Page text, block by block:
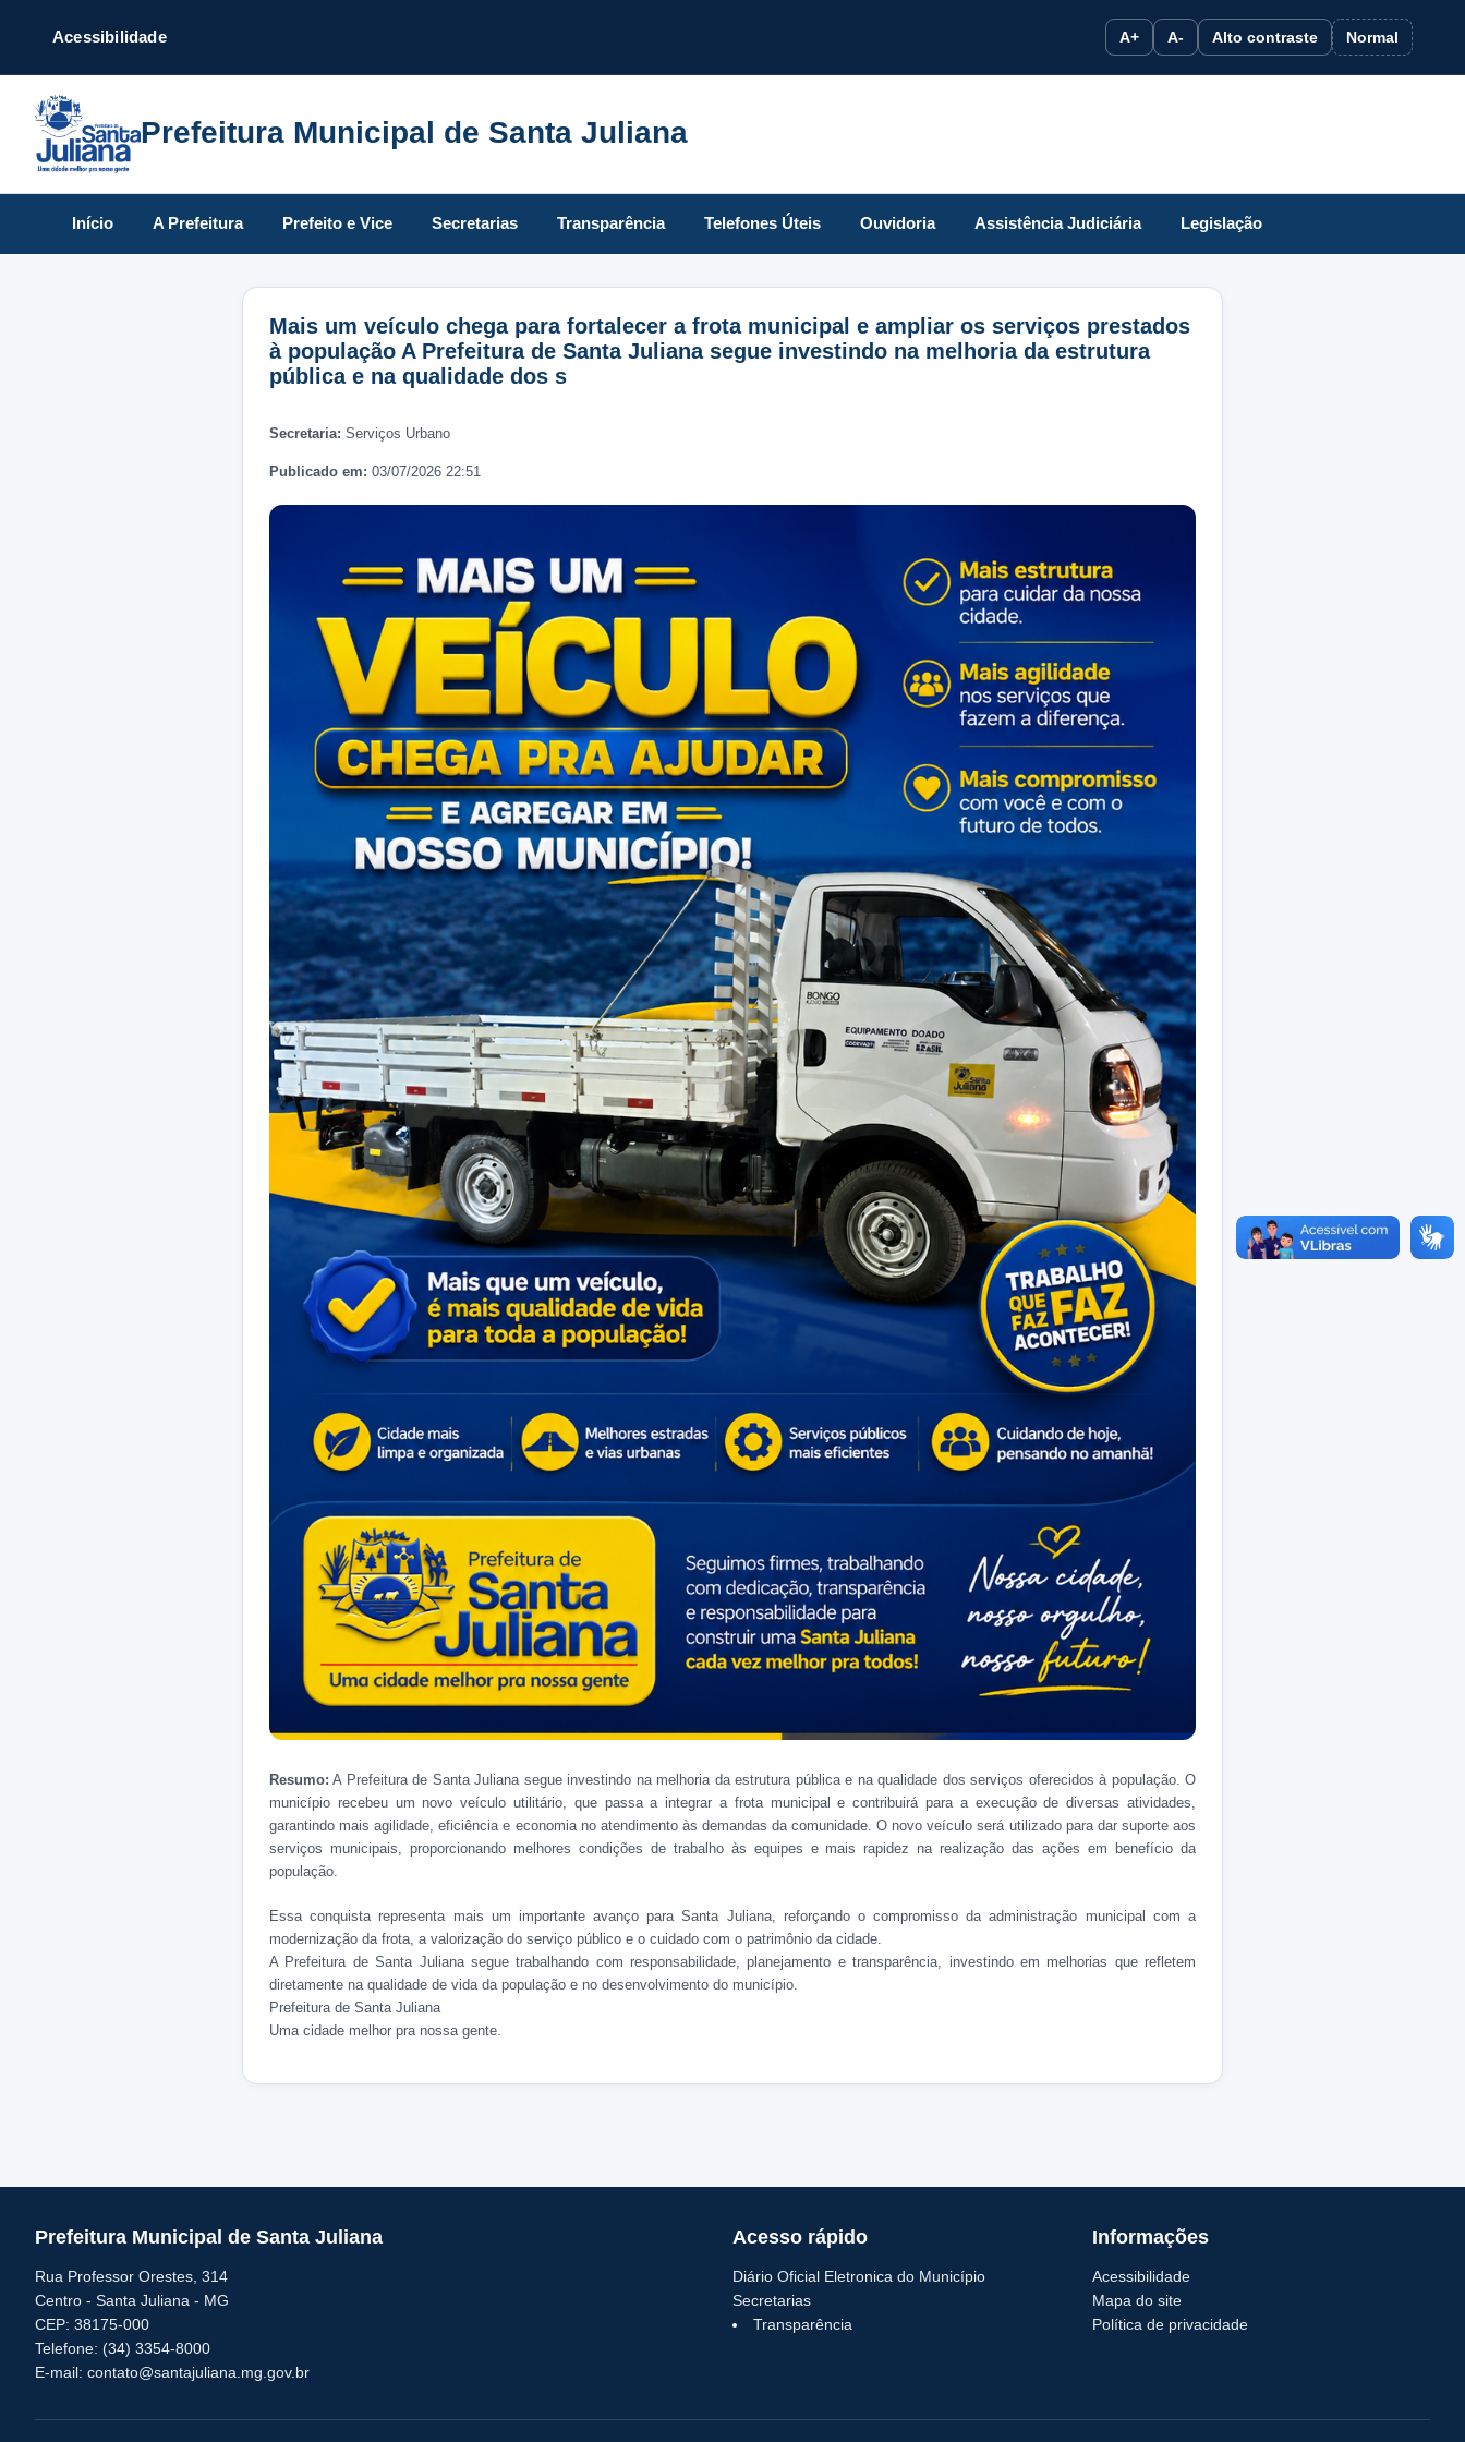
Acessibilidade A+ A- Alto contraste Normal
Prefeitura Municipal de Santa Juliana
Início A Prefeitura Prefeito e Vice Secretarias Transparência Telefones Úteis Ouvidoria Assistência Judiciária Legislação
Mais um veículo chega para fortalecer a frota municipal e ampliar os serviços prestados
à população A Prefeitura de Santa Juliana segue investindo na melhoria da estrutura
pública e na qualidade dos s
Secretaria: Serviços Urbano
Publicado em: 03/07/2026 22:51
Resumo: A Prefeitura de Santa Juliana segue investindo na melhoria da estrutura pública e na qualidade dos serviços oferecidos à população. O
município recebeu um novo veículo utilitário, que passa a integrar a frota municipal e contribuirá para a execução de diversas atividades,
garantindo mais agilidade, eficiência e economia no atendimento às demandas da comunidade. O novo veículo será utilizado para dar suporte aos
serviços municipais, proporcionando melhores condições de trabalho às equipes e mais rapidez na realização das ações em benefício da
população.
Essa conquista representa mais um importante avanço para Santa Juliana, reforçando o compromisso da administração municipal com a
modernização da frota, a valorização do serviço público e o cuidado com o patrimônio da cidade.
A Prefeitura de Santa Juliana segue trabalhando com responsabilidade, planejamento e transparência, investindo em melhorias que refletem
diretamente na qualidade de vida da população e no desenvolvimento do município.
Prefeitura de Santa Juliana
Uma cidade melhor pra nossa gente.
Prefeitura Municipal de Santa Juliana
Rua Professor Orestes, 314
Centro - Santa Juliana - MG
CEP: 38175-000
Telefone: (34) 3354-8000
E-mail: contato@santajuliana.mg.gov.br
Acesso rápido
Diário Oficial Eletronica do Município
Secretarias
Transparência
Informações
Acessibilidade
Mapa do site
Política de privacidade